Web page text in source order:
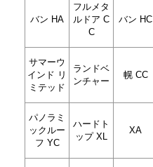
バン HA
フルメタ
ルドア C
C
バン HC
サマーウ
インド リ
ミテッド
ランドベ
ンチャー
幌 CC
パノラミ
ックルー
フ YC
ハードト
ップ XL
XA